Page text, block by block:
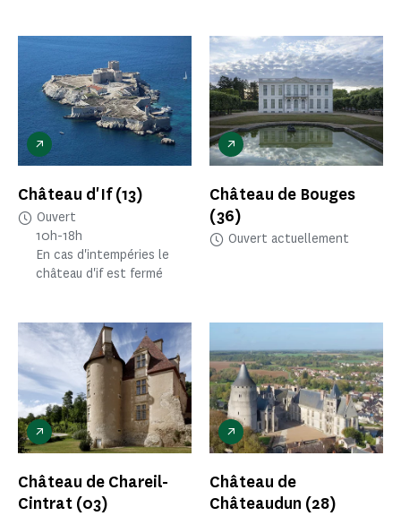
Château d'If(13)
Ouvert
10h-18h
En cas d'intempéries le
château d'if est fermé
Château de Bouges
(36)
Ouvert actuellement
Château de Chareil-
Cintrat (03)
Château de
Châteaudun (28)